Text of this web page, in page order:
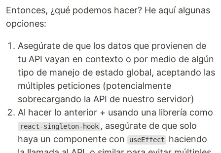
Entonces, ¿qué podemos hacer? He aquí algunas
opciones:
Asegúrate de que los datos que provienen de
tu API vayan en contexto o por medio de algún
tipo de manejo de estado global, aceptando las
múltiples peticiones (potencialmente
sobrecargando la API de nuestro servidor)
Al hacer lo anterior + usando una librería como
react-singleton-hook , asegúrate de que solo
haya un componente con
useEffect
haciendo